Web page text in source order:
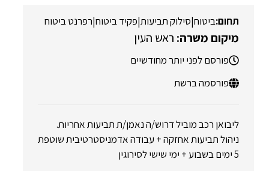
ביטוח|סילוק תביעות|פקיד ביטוח|רפרנט ביטוח
ראש העין
פורסם לפני יותר מחודשיים
פורסמה ברשת
ליבואן רכב מוביל דרוש/ה נאמן/ת תביעות אחריות.
ניהול תביעות אחזקה + עבודה אדמניסטרטיבית שוטפת
5 ימים בשבוע + ימי שישי לסירוגין